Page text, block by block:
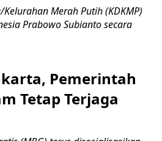
Kelurahan Merah Putih (KDKMP)
Prabowo Subianto secara
Pemerintah
Tetap Terjaga